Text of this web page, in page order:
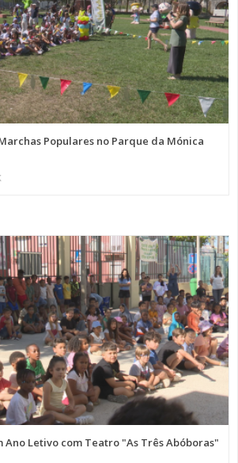
Populares no Parque da Mónica
Ano Letivo com Teatro "As Três Abóboras"